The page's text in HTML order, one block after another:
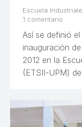
Escuela
1 comentario
Así se definió
inauguración
2012 en la
(ETSII-UPM)